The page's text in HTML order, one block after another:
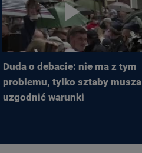
Duda o debacie: nie ma z tym
problemu, tylko sztaby musza
uzgodnić warunki